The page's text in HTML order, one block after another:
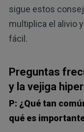
sigue estos
multiplica el alivio
fácil.
Preguntas
y la vejiga
P: ¿Qué tan
qué es